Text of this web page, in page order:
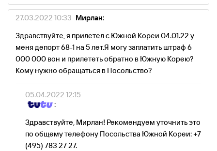
27.03.2022 10:33 Мирлан:
Здравствуйте, я прилетел с Южной Кореи 04.01.22 у
меня депорт 68-1 на 5 лет.Я могу заплатить штраф 6
000 000 вон и прилететь обратно в Южную Корею?
Кому нужно обращаться в Посольство?
05.04.2022 12:15
:
Здравствуйте, Мирлан! Рекомендуем уточнить это
по общему телефону Посольства Южной Кореи: +7
(495) 783 27 27.